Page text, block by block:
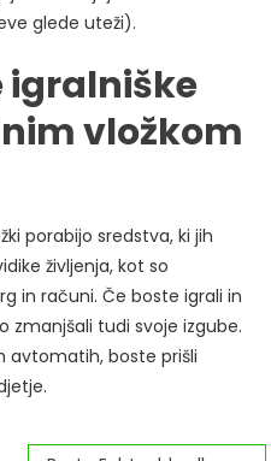
glede uteži).
igralniške
vložkom
porabijo sredstva, ki jih
življenja, kot so
in računi. Če boste igrali in
zmanjšali tudi svoje izgube.
avtomatih, boste prišli